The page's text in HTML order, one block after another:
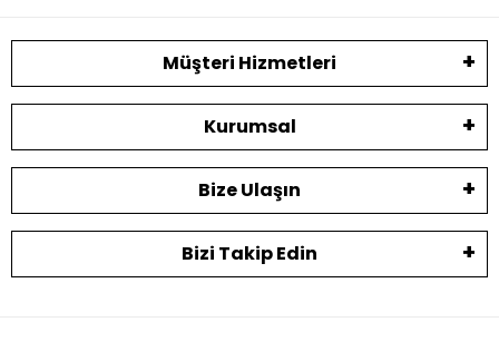
Müşteri Hizmetleri
Kurumsal
Bize Ulaşın
Bizi Takip Edin